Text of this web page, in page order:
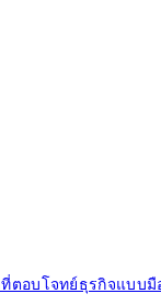
ที่ตอบโจทย์ธุรกิจแบบมื